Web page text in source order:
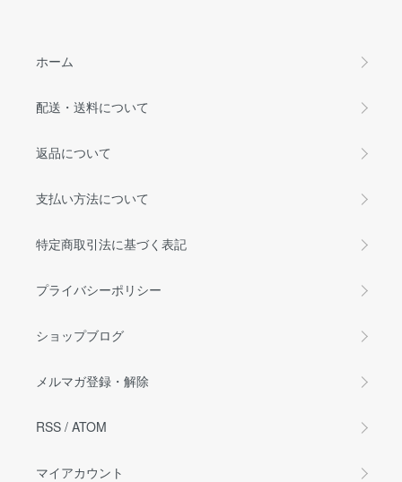
ホーム
配送・送料について
返品について
支払い方法について
特定商取引法に基づく表記
プライバシーポリシー
ショップブログ
メルマガ登録・解除
RSS / ATOM
マイアカウント